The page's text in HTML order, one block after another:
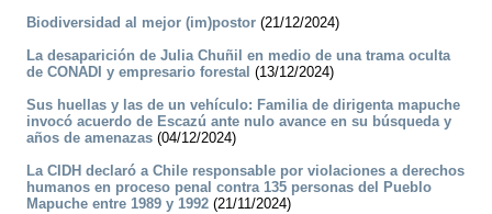
Biodiversidad al mejor (im)postor (21/12/2024)
La desaparición de Julia Chuñil en medio de una trama oculta
de CONADI y empresario forestal (13/12/2024)
Sus huellas y las de un vehículo: Familia de dirigenta mapuche
invocó acuerdo de Escazú ante nulo avance en su búsqueda y
años de amenazas (04/12/2024)
La CIDH declaró a Chile responsable por violaciones a derechos
humanos en proceso penal contra 135 personas del Pueblo
Mapuche entre 1989 y 1992 (21/11/2024)